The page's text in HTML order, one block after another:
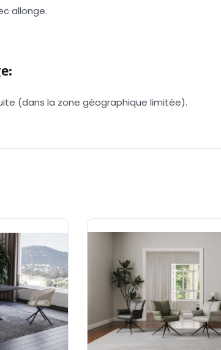
allonge.
(dans la zone géographique limitée).